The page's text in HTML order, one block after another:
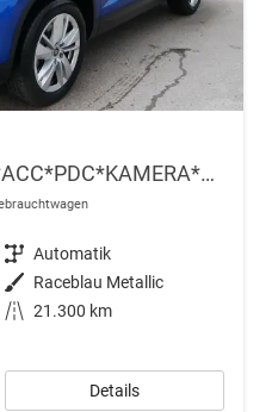
Selection 1.5 TSI DSG*ACC*PDC*KAMERA*TEMPOMAT*LED*SMARTLINK*KLIMA*RADIO*17-ZOLL
Getriebe Automatik
Außenfarbe Raceblau Metallic
Kilometerstand 21.300 km
Details